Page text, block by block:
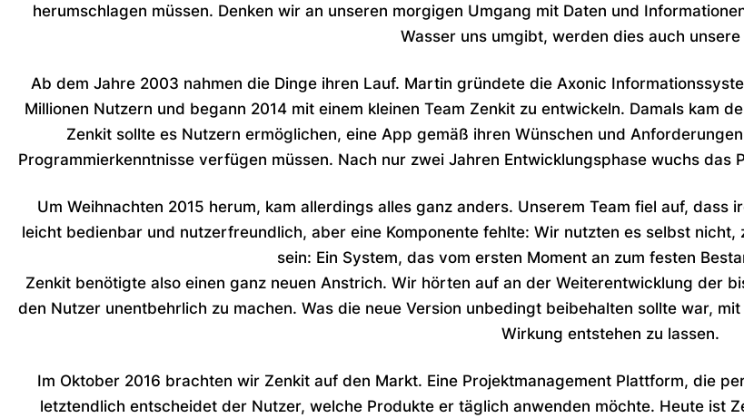
herumschlagen müssen. Denken wir an unseren morgigen Umgang mit Daten und
Wasser uns umgibt, werden dies auch unsere
Ab dem Jahre 2003 nahmen die Dinge ihren Lauf. Martin gründete die Axonic
Millionen Nutzern und begann 2014 mit einem kleinen Team Zenkit zu entwickeln. Damals kam
Zenkit sollte es Nutzern ermöglichen, eine App gemäß ihren Wünschen und
Programmierkenntnisse verfügen müssen. Nach nur zwei Jahren Entwicklungsphase wuchs
Um Weihnachten 2015 herum, kam allerdings alles ganz anders. Unserem Team fiel auf,
leicht bedienbar und nutzerfreundlich, aber eine Komponente fehlte: Wir nutzten es selbst
sein: Ein System, das vom ersten Moment an zum festen
Zenkit benötigte also einen ganz neuen Anstrich. Wir hörten auf an der Weiterentwicklung der
den Nutzer unentbehrlich zu machen. Was die neue Version unbedingt beibehalten sollte war,
Wirkung entstehen zu lassen.
Im Oktober 2016 brachten wir Zenkit auf den Markt. Eine Projektmanagement Plattform, die
letztendlich entscheidet der Nutzer, welche Produkte er täglich anwenden möchte. Heute ist